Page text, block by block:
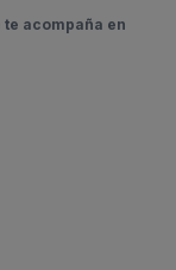
acompaña en